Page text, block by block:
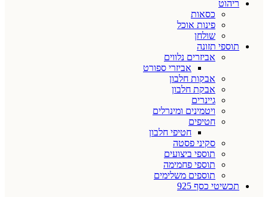
ריהוט
כסאות
פינות אוכל
שולחן
תוספי תזונה
אביזרים נלווים
אביזרי ספורט
אבקות חלבון
אבקת חלבון
גיינרים
ויטמינים ומינרלים
חטיפים
חטיפי חלבון
סקיני פסטה
תוספי ביצועים
תוספי פחמימה
תוספים משלימים
תכשיטי כסף 925